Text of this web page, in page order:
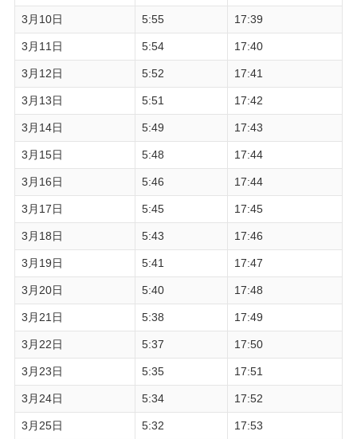
3月10日 5:55 17:39
3月11日 5:54 17:40
3月12日 5:52 17:41
3月13日 5:51 17:42
3月14日 5:49 17:43
3月15日 5:48 17:44
3月16日 5:46 17:44
3月17日 5:45 17:45
3月18日 5:43 17:46
3月19日 5:41 17:47
3月20日 5:40 17:48
3月21日 5:38 17:49
3月22日 5:37 17:50
3月23日 5:35 17:51
3月24日 5:34 17:52
3月25日 5:32 17:53